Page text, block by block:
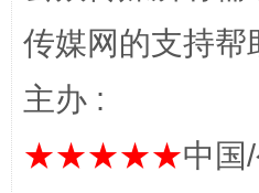
完善运行机制助力责任有
传媒网的支持帮
主办 :
★★★★★中国